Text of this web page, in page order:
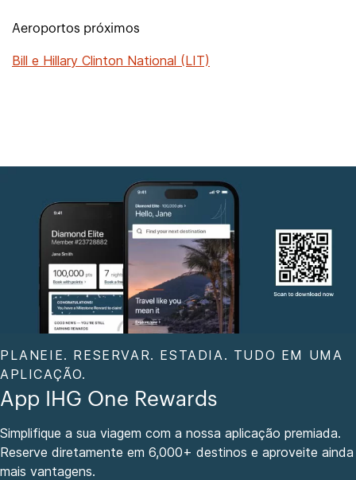
Aeroportos próximos
Bill e Hillary Clinton National (LIT)
PLANEIE. RESERVAR. ESTADIA. TUDO EM UMA
APLICAÇÃO.
App IHG One Rewards
Simplifique a sua viagem com a nossa aplicação premiada.
Reserve diretamente em 6,000+ destinos e aproveite ainda
mais vantagens.